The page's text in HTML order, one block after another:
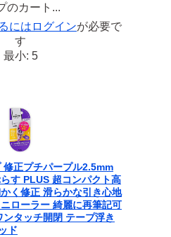
のカート...
には ログインが必要で
す
最小: 5
修正プチパープル2.5mm
す PLUS 超コンパクト高
く修正 滑らかな引き心地
ローラー 綺麗に再筆記可
タッチ開閉 テープ浮き
ド